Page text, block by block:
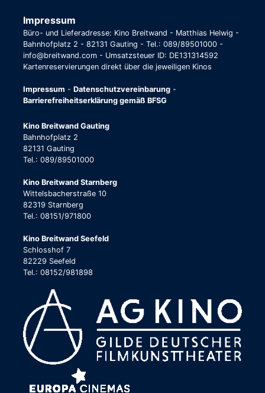
Impressum
Büro- und Lieferadresse: Kino Breitwand - Matthias Helwig -
Bahnhofplatz 2 - 82131 Gauting - Tel.: 089/89501000 -
info@breitwand.com - Umsatzsteuer ID: DE131314592
Kartenreservierungen direkt über die jeweiligen Kinos
Impressum - Datenschutzvereinbarung -
Barrierefreiheitserklärung gemäß BFSG
Kino Breitwand Gauting
Bahnhofplatz 2
82131 Gauting
Tel.: 089/89501000
Kino Breitwand Starnberg
Wittelsbacherstraße 10
82319 Starnberg
Tel.: 08151/971800
Kino Breitwand Seefeld
Schlosshof 7
82229 Seefeld
Tel.: 08152/981898